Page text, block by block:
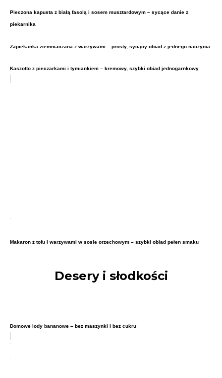
Pieczona kapusta z białą fasolą i sosem musztardowym – sycące danie z
piekarnika
Zapiekanka ziemniaczana z warzywami – prosty, sycący obiad z jednego naczynia
Kaszotto z pieczarkami i tymiankiem – kremowy, szybki obiad jednogarnkowy
Makaron z tofu i warzywami w sosie orzechowym – szybki obiad pełen smaku
Desery i słodkości
Domowe lody bananowe – bez maszynki i bez cukru